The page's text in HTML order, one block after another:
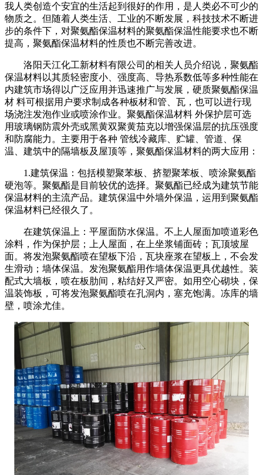
我人类创造个安宜的生活起到很好的作用，是人类必不可少的
物质之。但随着人类生活、工业的不断发展，科技技术不断进
步的条件下，对聚氨酯保温材料的聚氨酯保温性能要求也不断
提高，聚氨酯保温材料的性质也不断完善改进。
洛阳天江化工新材料有限公司的相关人员介绍说，聚氨酯
保温材料以其质轻密度小、强度高、导热系数低等多种性能在
内建筑市场得以广泛应用并迅速推广与发展，硬质聚氨酯保温
材 料可根据用户要求制成各种板材和管、瓦，也可以进行现
场浇注发泡作业或喷涂作业。聚氨酯保温材料 外保护层可选
用玻璃钢防震外壳或黑黄双聚黄茄克以增强保温层的抗压强度
和防腐能力。主要用于各种 管线冷藏库、贮罐、管道、保
温、建筑中的隔墙板及屋顶等，聚氨酯保温材料的两大应用：
1.建筑保温：包括模塑聚苯板、挤塑聚苯板、喷涂聚氨酯
硬泡等。聚氨酯是目前较优的选择。聚氨酯已经成为建筑节能
保温材料的主流产品。建筑保温中外墙外保温，运用到聚氨酯
保温材料已经很久了。
在建筑保温上：平屋面防水保温。不上人屋面加喷道彩色
涂料，作为保护层；上人屋面，在上坐浆铺面砖；瓦顶坡屋
面。将发泡聚氨酯喷在望板下沿，瓦块座浆在望板上，不会发
生滑动；墙体保温。发泡聚氨酯用作墙体保温更具优越性。装
配式大墙板，喷在板肋间，粘结好又严密。如用空心砌块，保
温装饰板，可将发泡聚氨酯喷在孔洞内，塞充饱满。冻库的墙
壁，喷涂尤佳。